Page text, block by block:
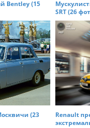
Bentley (15
SRT (26
(23
Renault